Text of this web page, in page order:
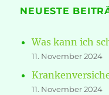
NEUESTE
Was kann ich
11. November 2024
11. November 2024